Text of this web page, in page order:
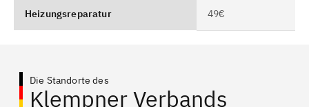
Heizungsreparatur 49€
Die Standorte des
Klempner Verbands